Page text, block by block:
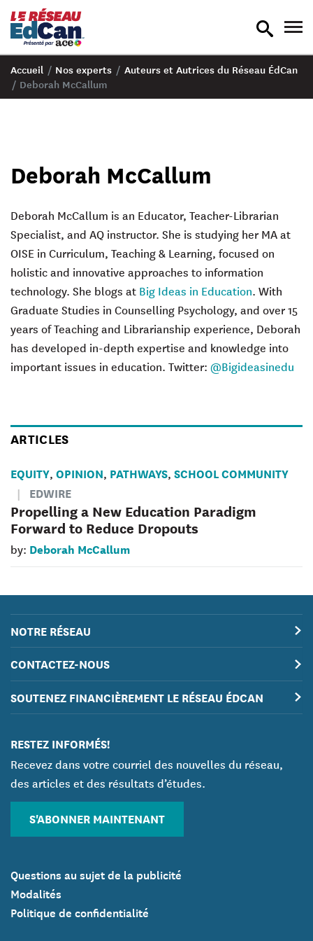
recherche
bascule
Accueil / Nos experts / Auteurs et Autrices du Réseau ÉdCan
/ Deborah McCallum
Deborah McCallum
Deborah McCallum is an Educator, Teacher-Librarian
Specialist, and AQ instructor. She is studying her MA at
OISE in Curriculum, Teaching & Learning, focused on
holistic and innovative approaches to information
technology. She blogs at Big Ideas in Education. With
Graduate Studies in Counselling Psychology, and over 15
years of Teaching and Librarianship experience, Deborah
has developed in-depth expertise and knowledge into
important issues in education. Twitter: @Bigideasinedu
ARTICLES
EQUITY, OPINION, PATHWAYS, SCHOOL COMMUNITY
EDWIRE
Propelling a New Education Paradigm
Forward to Reduce Dropouts
by: Deborah McCallum
NOTRE RÉSEAU
CONTACTEZ-NOUS
SOUTENEZ FINANCIÈREMENT LE RÉSEAU ÉDCAN
RESTEZ INFORMÉS!
Recevez dans votre courriel des nouvelles du réseau,
des articles et des résultats d’études.
S'ABONNER MAINTENANT
Questions au sujet de la publicité
Modalités
Politique de confidentialité